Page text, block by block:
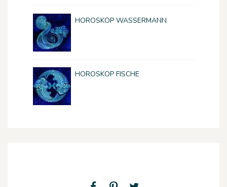
HOROSKOP WASSERMANN
HOROSKOP FISCHE